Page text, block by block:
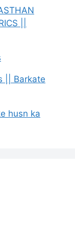
||
|| Barkate
husn ka